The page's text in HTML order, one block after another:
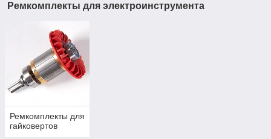
Ремкомплекты для электроинструмента
Ремкомплекты для
гайковертов